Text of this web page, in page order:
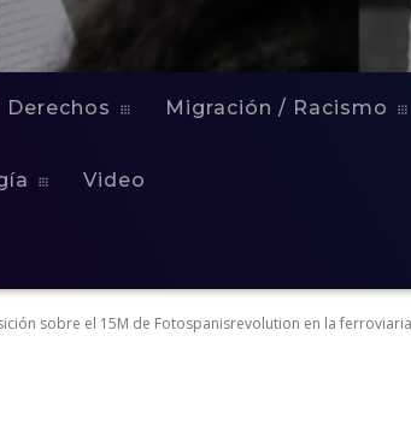
Derechos Migración / Racismo
Video
sobre el 15M de Fotospanisrevolution en la ferroviaria
de la